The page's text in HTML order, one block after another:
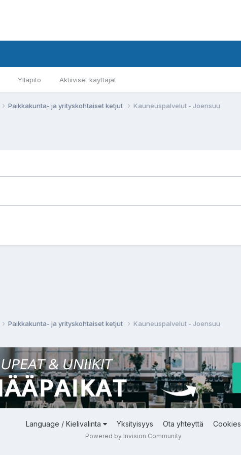
Ylläpito Aktiiviset käyttäjät
Paikkakunta- ja yrityskohtaiset ketjut Kauneuspalvelut - Joensuu
Paikkakunta- ja yrityskohtaiset ketjut Kauneuspalvelut - Joensuu
Language / Kielivalinta Yksityisyys Ota yhteyttä Cookies
Powered by Invision Community